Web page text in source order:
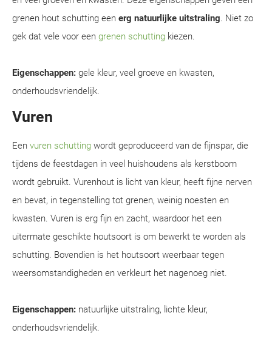
grenen hout schutting een erg natuurlijke uitstraling. Niet zo
gek dat vele voor een grenen schutting kiezen.
Eigenschappen: gele kleur, veel groeve en kwasten,
onderhoudsvriendelijk.
Vuren
Een vuren schutting wordt geproduceerd van de fijnspar, die
tijdens de feestdagen in veel huishoudens als kerstboom
wordt gebruikt. Vurenhout is licht van kleur, heeft fijne nerven
en bevat, in tegenstelling tot grenen, weinig noesten en
kwasten. Vuren is erg fijn en zacht, waardoor het een
uitermate geschikte houtsoort is om bewerkt te worden als
schutting. Bovendien is het houtsoort weerbaar tegen
weersomstandigheden en verkleurt het nagenoeg niet.
Eigenschappen: natuurlijke uitstraling, lichte kleur,
onderhoudsvriendelijk.